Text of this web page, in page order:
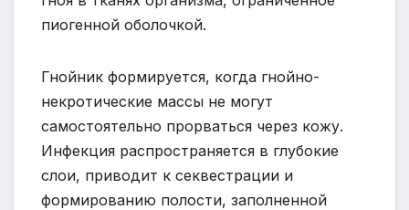
пиогенной оболочкой.
Гнойник формируется, когда гнойно-
некротические массы не могут
самостоятельно прорваться через кожу.
Инфекция распространяется в глубокие
слои, приводит к секвестрации и
формированию полости, заполненной